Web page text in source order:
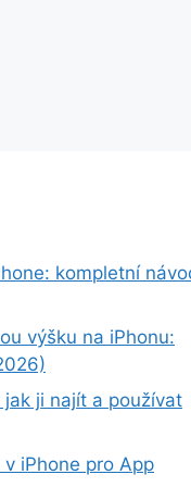
kompletní
výšku na iPhonu:
ji najít a používat
iPhone pro App